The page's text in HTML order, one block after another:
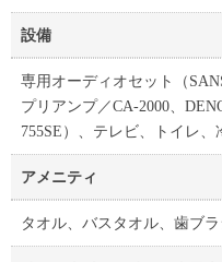
設備
専用オーディオセット（
プリアンプ／CA-2000、
755SE）、テレビ、トイレ、
アメニティ
タオル、バスタオル、歯ブ